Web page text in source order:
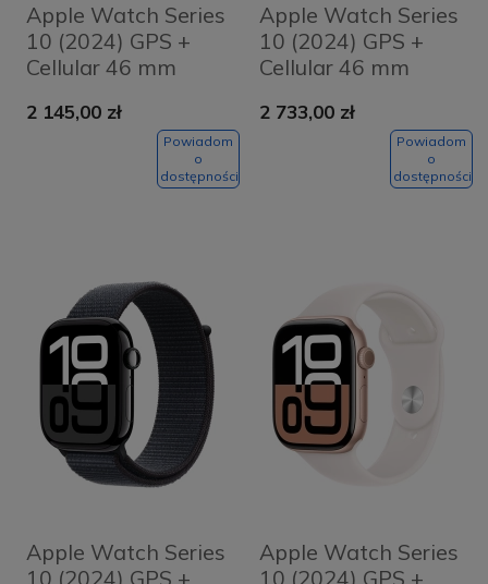
Apple Watch Series
10 (2024) GPS +
Cellular 46 mm
aluminiowa Silver +
pasek Denim Sport
2 145,00 zł
Powiadom
o
dostępności
Apple Watch Series
10 (2024) GPS +
Cellular 46 mm
Natural + pasek
Natural Milanese
2 733,00 zł
Powiadom
o
dostępności
Apple Watch Series
10 (2024) GPS +
Apple Watch Series
10 (2024) GPS +